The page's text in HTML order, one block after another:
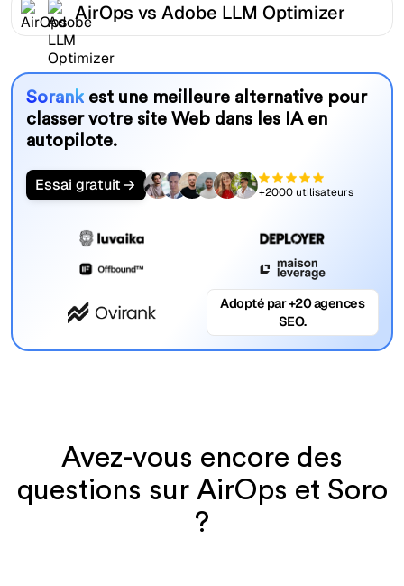
AirOps vs Adobe LLM Optimizer
Sorankest une meilleure alternative pour
classer votre site Web dans les IA en
autopilote.
Essai gratuit +2000 utilisateurs
Adopté par +20 agences
SEO.
Avez-vous encore des
questions sur AirOps et Soro
?